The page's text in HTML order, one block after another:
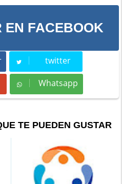
EN FACEBOOK
twitter
Tweet
Whatsapp
Whatsapp
TE PUEDEN GUSTAR